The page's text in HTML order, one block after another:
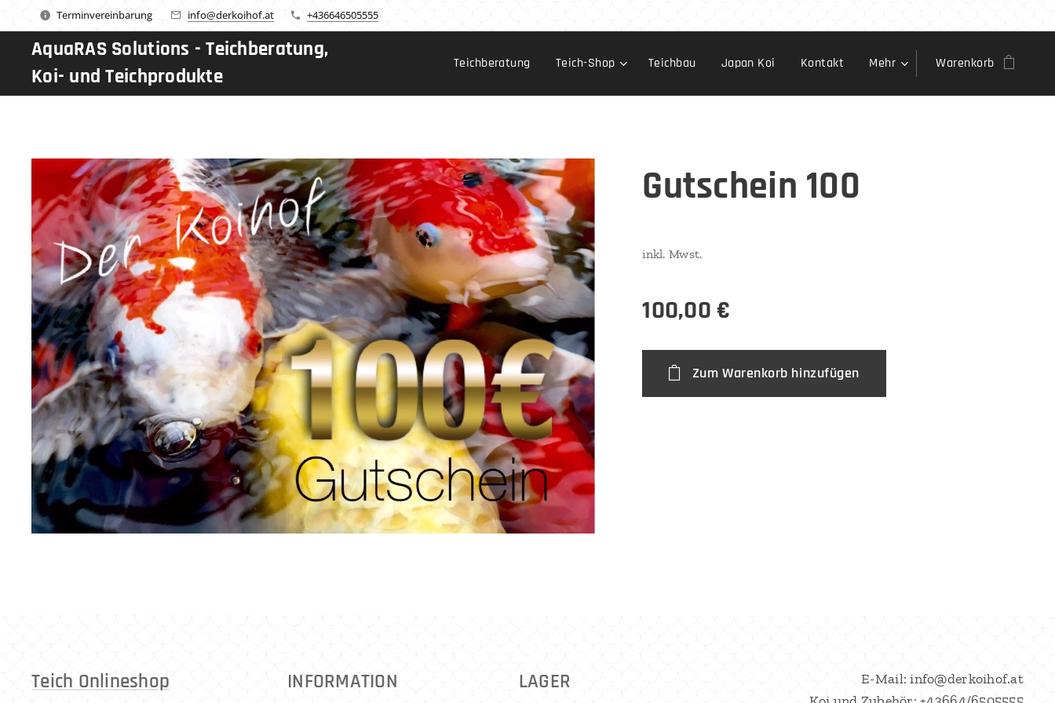
Terminvereinbarung info@derkoihof.at +436646505555
AquaRAS Solutions - Teichberatung,
Koi- und Teichprodukte
Teichberatung Teich-Shop Teichbau Japan Koi Kontakt Mehr Warenkorb
Gutschein 100
inkl. Mwst.
100,00€
Zum Warenkorb hinzufügen
Teich Onlineshop INFORMATION LAGER
E-Mail: info@derkoihof.at